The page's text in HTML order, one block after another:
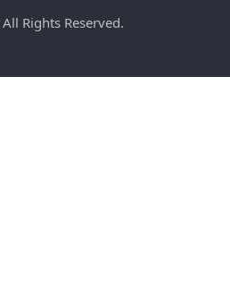
All Rights Reserved.